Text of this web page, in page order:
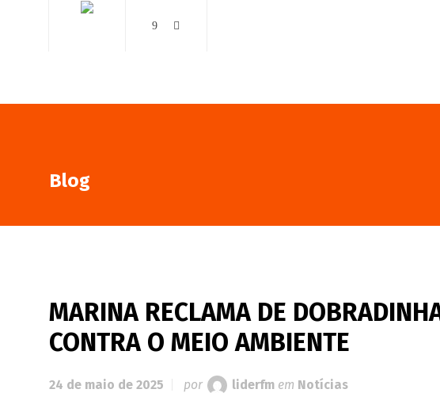
Blog
MARINA RECLAMA DE
CONTRA O MEIO AMBIENTE
24 de maio de 2025 por liderfm em Notícias